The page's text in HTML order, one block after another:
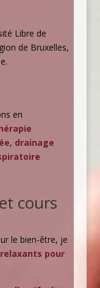
Libre de
de Bruxelles,
en
, drainage
cours
le bien-être, je
pour